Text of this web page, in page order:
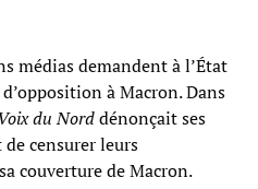
médias demandent à l’État
à Macron. Dans
du Norddénonçait ses
censurer leurs
couverture de Macron.